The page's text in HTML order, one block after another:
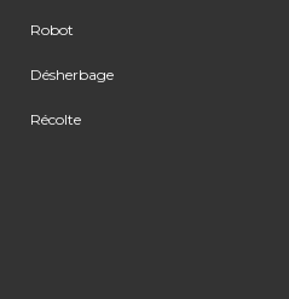
Robot
Désherbage
Récolte